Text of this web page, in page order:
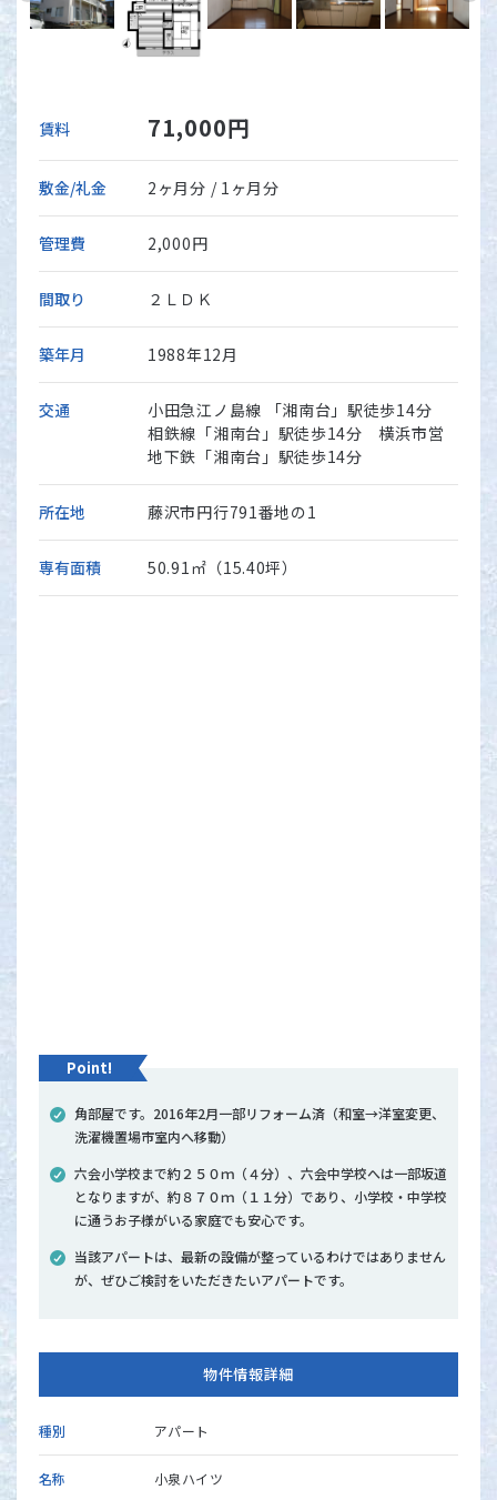
賃料 71,000円
敷金/礼金 2ヶ月分 / 1ヶ月分
管理費 2,000円
間取り ２ＬＤＫ
築年月 1988年12月
交通
小田急江ノ島線 「湘南台」駅徒歩14分
相鉄線「湘南台」駅徒歩14分 横浜市営
地下鉄「湘南台」駅徒歩14分
所在地 藤沢市円行791番地の1
専有面積 50.91㎡（15.40坪）
Point!
角部屋です。2016年2月一部リフォーム済（和室→洋室変更、
洗濯機置場市室内へ移動）
六会小学校まで約２５０ｍ（４分）、六会中学校へは一部坂道
となりますが、約８７０ｍ（１１分）であり、小学校・中学校
に通うお子様がいる家庭でも安心です。
当該アパートは、最新の設備が整っているわけではありません
が、ぜひご検討をいただきたいアパートです。
物件情報詳細
種別 アパート
名称 小泉ハイツ